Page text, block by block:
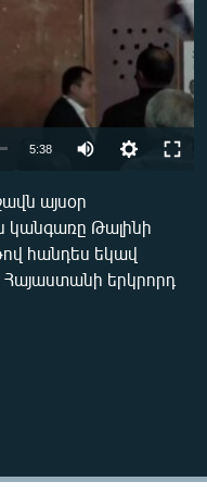
480p
available
5:38
360p
480p
այսօր
կանգառը Թալինի
հանդես եկավ
երկրորդ